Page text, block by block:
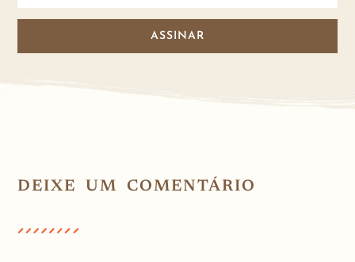
ASSINAR
DEIXE UM COMENTÁRIO